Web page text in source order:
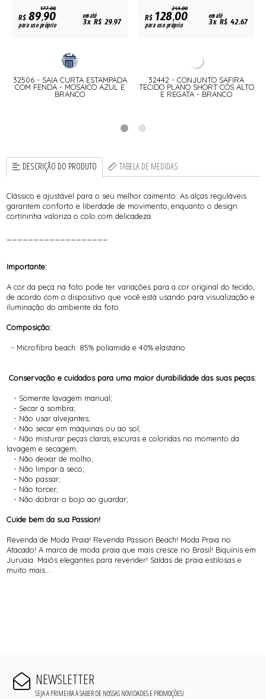
177,00
R$89,90
para uso próprio
em até
3x R$ 29,97
32506 - SAIA CURTA ESTAMPADA
COM FENDA - MOSAICO AZUL E
BRANCO
245,00
R$128,00
para uso próprio
em até
3x R$ 42,67
32442 - CONJUNTO SAFIRA
TECIDO PLANO SHORT CÓS ALTO
E REGATA - BRANCO
DESCRIÇÃO DO PRODUTO TABELA DE MEDIDAS
Clássico e ajustável para o seu melhor caimento. As alças reguláveis
garantem conforto e liberdade de movimento, enquanto o design
cortininha valoriza o colo com delicadeza.
Importante:
A cor da peça na foto pode ter variações para a cor original do tecido,
de acordo com o dispositivo que você está usando para visualização e
iluminação do ambiente da foto.
Composição:
- Microfibra beach: 85% poliamida e 40% elastano
Conservação e cuidados para uma maior durabilidade das suas peças:
- Somente lavagem manual;
- Secar à sombra;
- Não usar alvejantes;
- Não secar em máquinas ou ao sol;
- Não misturar peças claras, escuras e coloridas no momento da
lavagem e secagem;
- Não deixar de molho;
- Não limpar à seco;
- Não passar;
- Não torcer;
- Não dobrar o bojo ao guardar;
Cuide bem da sua Passion!
Revenda de Moda Praia! Revenda Passion Beach! Moda Praia no
Atacado! A marca de moda praia que mais cresce no Brasil! Biquínis em
Juruaia. Maiôs elegantes para revender! Saídas de praia estilosas e
muito mais...
NEWSLETTER
SEJA A PRIMEIRA A SABER DE NOSSAS NOVIDADES E PROMOÇÕES!